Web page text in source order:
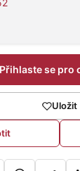
Přihlaste se pro
Uložit